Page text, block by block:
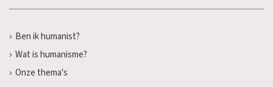
Ben ik humanist?
Wat is humanisme?
Onze thema's